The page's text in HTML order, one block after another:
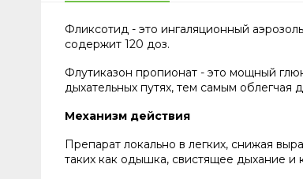
Фликсотид - это ингаляционный
содержит 120 доз.
Флутиказон пропионат - это мощный
дыхательных путях, тем самым облегчая
Механизм действия
Препарат локально в легких, снижая
таких как одышка, свистящее дыхание и